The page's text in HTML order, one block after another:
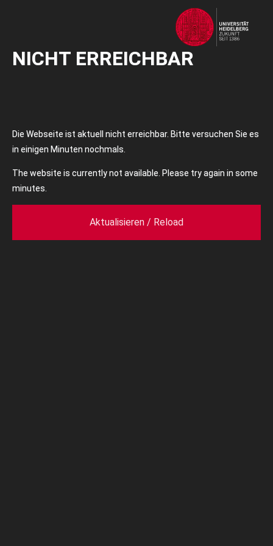
NICHT ERREICHBAR
Die Webseite ist aktuell nicht erreichbar. Bitte versuchen Sie es
in einigen Minuten nochmals.
The website is currently not available. Please try again in some
minutes.
Aktualisieren / Reload